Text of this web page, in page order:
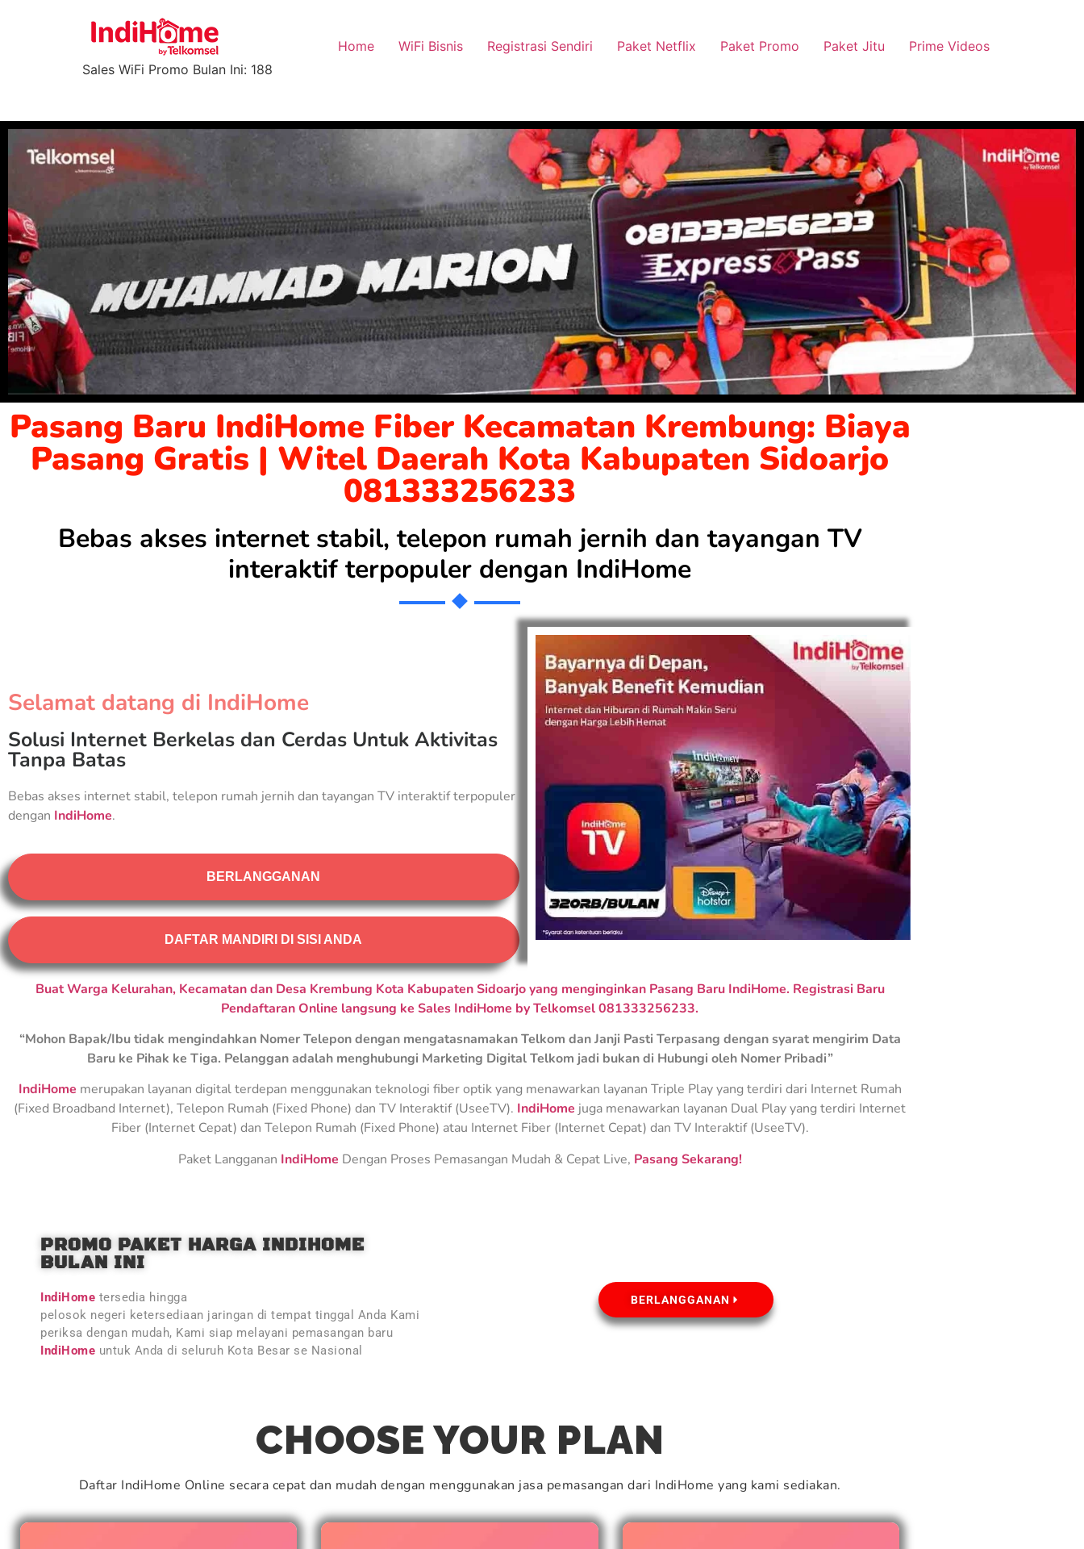
Sales WiFi Promo Bulan Ini: 188
Home WiFi Bisnis Registrasi Sendiri Paket Netflix Paket Promo Paket Jitu Prime Videos
Pasang Baru IndiHome Fiber Kecamatan Krembung: Biaya
Pasang Gratis | Witel Daerah Kota Kabupaten Sidoarjo
081333256233
Bebas akses internet stabil, telepon rumah jernih dan tayangan TV
interaktif terpopuler dengan IndiHome
Selamat datang di IndiHome
Solusi Internet Berkelas dan Cerdas Untuk Aktivitas
Tanpa Batas
Bebas akses internet stabil, telepon rumah jernih dan tayangan TV interaktif terpopuler
dengan IndiHome.
BERLANGGANAN
DAFTAR MANDIRI DI SISI ANDA
Buat Warga Kelurahan, Kecamatan dan Desa Krembung Kota Kabupaten Sidoarjo yang menginginkan Pasang Baru IndiHome. Registrasi Baru
Pendaftaran Online langsung ke Sales IndiHome by Telkomsel 081333256233.
“Mohon Bapak/Ibu tidak mengindahkan Nomer Telepon dengan mengatasnamakan Telkom dan Janji Pasti Terpasang dengan syarat mengirim Data
Baru ke Pihak ke Tiga. Pelanggan adalah menghubungi Marketing Digital Telkom jadi bukan di Hubungi oleh Nomer Pribadi”
IndiHome merupakan layanan digital terdepan menggunakan teknologi fiber optik yang menawarkan layanan Triple Play yang terdiri dari Internet Rumah
(Fixed Broadband Internet), Telepon Rumah (Fixed Phone) dan TV Interaktif (UseeTV). IndiHome juga menawarkan layanan Dual Play yang terdiri Internet
Fiber (Internet Cepat) dan Telepon Rumah (Fixed Phone) atau Internet Fiber (Internet Cepat) dan TV Interaktif (UseeTV).
Paket Langganan IndiHome Dengan Proses Pemasangan Mudah & Cepat Live, Pasang Sekarang!
PROMO PAKET HARGA INDIHOME
BULAN INI
IndiHome tersedia hingga
pelosok negeri ketersediaan jaringan di tempat tinggal Anda Kami
periksa dengan mudah, Kami siap melayani pemasangan baru
IndiHome untuk Anda di seluruh Kota Besar se Nasional
BERLANGGANAN
CHOOSE YOUR PLAN
Daftar IndiHome Online secara cepat dan mudah dengan menggunakan jasa pemasangan dari IndiHome yang kami sediakan.